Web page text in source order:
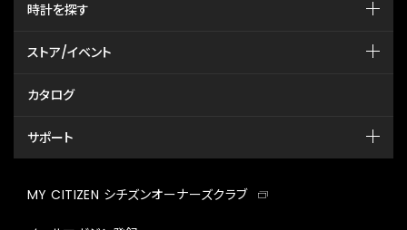
時計を探す
ストア/イベント
カタログ
サポート
MY CITIZEN シチズンオーナーズクラブ